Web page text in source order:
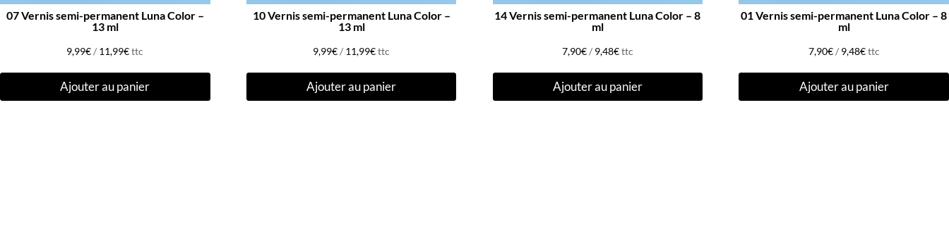
07 Vernis semi-permanent Luna Color –
13 ml
9,99€/ 11,99€ttc
Ajouter au panier
10 Vernis semi-permanent Luna Color –
13 ml
9,99€/ 11,99€ttc
Ajouter au panier
14 Vernis semi-permanent Luna Color – 8
ml
7,90€/ 9,48€ttc
Ajouter au panier
01 Vernis semi-permanent Luna Color – 8
ml
7,90€ / 9,48€ttc
Ajouter au panier